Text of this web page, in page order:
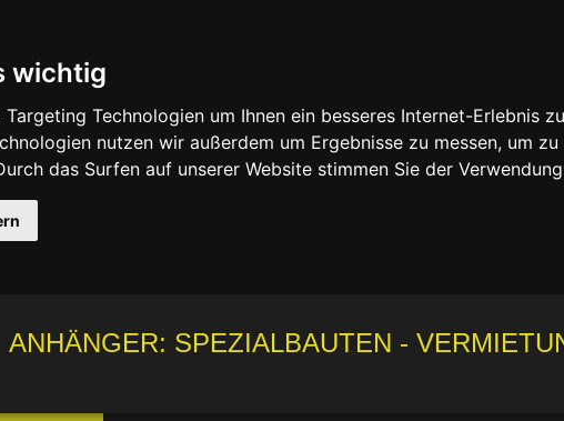
wichtig
Technologien um Ihnen ein besseres Internet-Erlebnis
nutzen wir außerdem um Ergebnisse zu messen, um
das Surfen auf unserer Website stimmen Sie der
ANHÄNGER: SPEZIALBAUTEN -